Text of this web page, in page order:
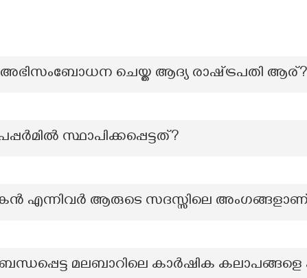
ചെയ്ത ആദ്യ രാഷ്‌ട്രപതി ആര്?
സ്ഥാപിക്കപ്പെട്ടത്?
എന്നിവര്‍ ആരുടെ സദസ്സിലെ
ബന്ധപ്പെട്ട മലബാറിലെ കാർഷിക കലാപങ്ങളെ